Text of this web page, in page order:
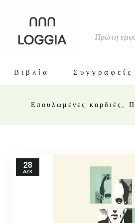
Πρώτη
Βιβλία Συγγραφείς
Επουλωμένες καρδιές,
28
Δεκ